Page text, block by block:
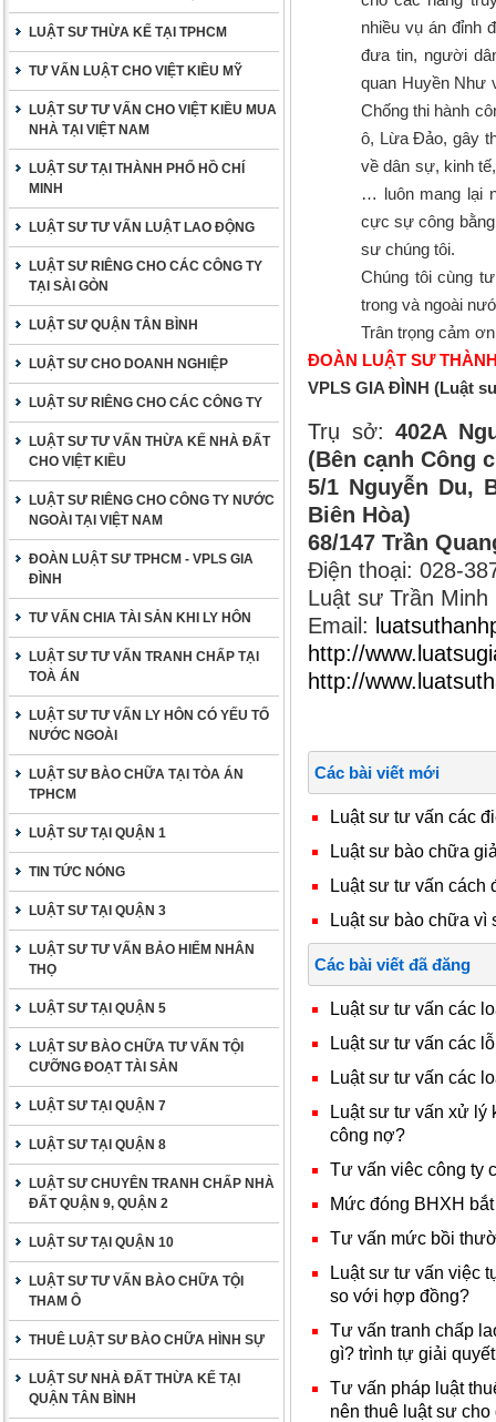
LUẬT SƯ THỪA KẾ TẠI TPHCM
TƯ VẤN LUẬT CHO VIỆT KIỀU MỸ
LUẬT SƯ TƯ VẤN CHO VIỆT KIỀU MUA
NHÀ TẠI VIỆT NAM
LUẬT SƯ TẠI THÀNH PHỐ HỒ CHÍ
MINH
LUẬT SƯ TƯ VẤN LUẬT LAO ĐỘNG
LUẬT SƯ RIÊNG CHO CÁC CÔNG TY
TẠI SÀI GÒN
LUẬT SƯ QUẬN TÂN BÌNH
LUẬT SƯ CHO DOANH NGHIỆP
LUẬT SƯ RIÊNG CHO CÁC CÔNG TY
LUẬT SƯ TƯ VẤN THỪA KẾ NHÀ ĐẤT
CHO VIỆT KIỀU
LUẬT SƯ RIÊNG CHO CÔNG TY NƯỚC
NGOÀI TẠI VIỆT NAM
ĐOÀN LUẬT SƯ TPHCM - VPLS GIA
ĐÌNH
TƯ VẤN CHIA TÀI SẢN KHI LY HÔN
LUẬT SƯ TƯ VẤN TRANH CHẤP TẠI
TOÀ ÁN
LUẬT SƯ TƯ VẤN LY HÔN CÓ YẾU TỐ
NƯỚC NGOÀI
LUẬT SƯ BÀO CHỮA TẠI TÒA ÁN
TPHCM
LUẬT SƯ TẠI QUẬN 1
TIN TỨC NÓNG
LUẬT SƯ TẠI QUẬN 3
LUẬT SƯ TƯ VẤN BẢO HIỂM NHÂN
THỌ
LUẬT SƯ TẠI QUẬN 5
LUẬT SƯ BÀO CHỮA TƯ VẤN TỘI
CƯỠNG ĐOẠT TÀI SẢN
LUẬT SƯ TẠI QUẬN 7
LUẬT SƯ TẠI QUẬN 8
LUẬT SƯ CHUYÊN TRANH CHẤP NHÀ
ĐẤT QUẬN 9, QUẬN 2
LUẬT SƯ TẠI QUẬN 10
LUẬT SƯ TƯ VẤN BÀO CHỮA TỘI
THAM Ô
THUÊ LUẬT SƯ BÀO CHỮA HÌNH SỰ
LUẬT SƯ NHÀ ĐẤT THỪA KẾ TẠI
QUẬN TÂN BÌNH
nhiều vụ án đỉnh
đưa tin, người
quan Huyền Như
Chống thi hành
ô, Lừa Đảo, gây
về dân sự, kinh
… luôn mang lại
cực sự công
sư chúng tôi.
Chúng tôi cùng
trong và ngoài
Trân trọng cảm
ĐOÀN LUẬT SƯ
VPLS GIA ĐÌNH (Luật
Trụ sở: 402A
(Bên cạnh Công
5/1 Nguyễn Du,
Biên Hòa)
68/147 Trần
Điện thoại: 028-
Luật sư Trần Minh
Email:
http://
http://
Các bài viết mới
Luật sư tư vấn các
Luật sư bào chữa
Luật sư tư vấn cách
Luật sư bào chữa vì
Các bài viết đã đăng
Luật sư tư vấn các
Luật sư tư vấn các
Luật sư tư vấn các
Luật sư tư vấn xử lý
công nợ?
Tư vấn viêc công ty
Mức đóng BHXH
Tư vấn mức bồi
Luật sư tư vấn việc
so với hợp đồng?
Tư vấn tranh chấp
gì? trình tự giải
Tư vấn pháp luật
nên thuê luật sư